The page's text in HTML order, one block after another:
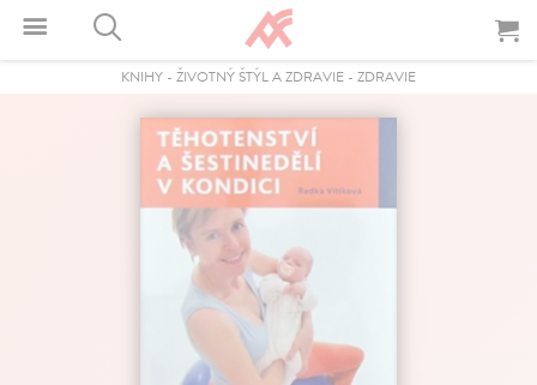
KNIHY - ŽIVOTNÝ ŠTÝL A ZDRAVIE - ZDRAVIE